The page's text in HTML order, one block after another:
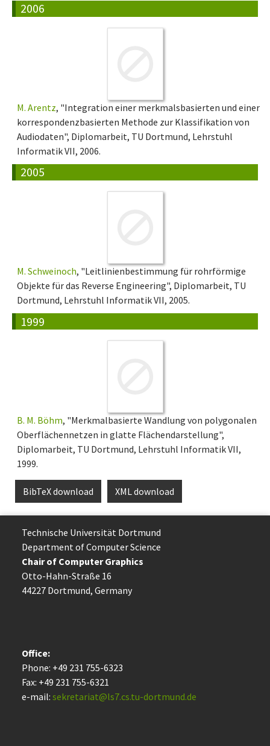
2006
M. Arentz, "Integration einer merkmalsbasierten und einer
korrespondenzbasierten Methode zur Klassifikation von
Audiodaten", Diplomarbeit, TU Dortmund, Lehrstuhl
Informatik VII, 2006.
2005
M. Schweinoch, "Leitlinienbestimmung für rohrförmige
Objekte für das Reverse Engineering", Diplomarbeit, TU
Dortmund, Lehrstuhl Informatik VII, 2005.
1999
B. M. Böhm, "Merkmalbasierte Wandlung von polygonalen
Oberflächennetzen in glatte Flächendarstellung",
Diplomarbeit, TU Dortmund, Lehrstuhl Informatik VII,
1999.
BibTeX download XML download
Technische Uni­ver­si­tät Dort­mund
Department of Computer Science
Chair of Computer Graphics
Otto-Hahn-Straße 16
44227 Dort­mund, Germany
Office:
Phone: +49 231 755-6323
Fax: +49 231 755-6321
e-mail: sekretariat@ls7.cs.tu-dortmund.de